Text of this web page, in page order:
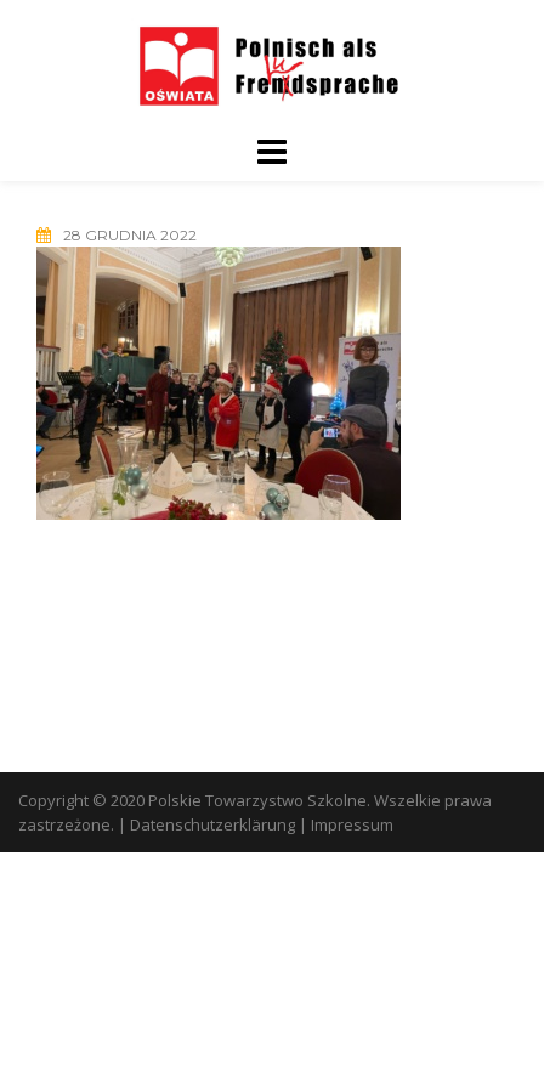
28 GRUDNIA 2022
Copyright © 2020 Polskie Towarzystwo Szkolne. Wszelkie prawa
zastrzeżone. | Datenschutzerklärung | Impressum